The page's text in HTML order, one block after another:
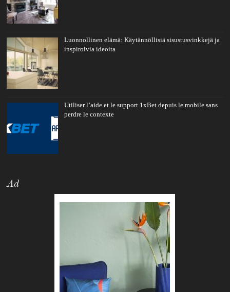
Luonnollinen elämä: Käytännöllisiä sisustusvinkkejä ja
inspiroivia ideoita
Utiliser l’aide et le support 1xBet depuis le mobile sans
perdre le contexte
Ad